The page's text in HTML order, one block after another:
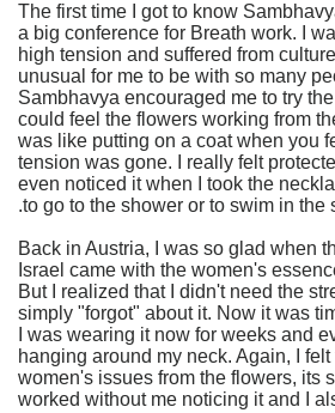
The first time I got to know
a big conference for Breath work. I
high tension and suffered from
unusual for me to be with so many
Sambhavya encouraged me to try the
could feel the flowers working from
was like putting on a coat when you
tension was gone. I really felt
even noticed it when I took the
to go to the shower or to swim in the
Back in Austria, I was so glad when
Israel came with the women's
But I realized that I didn't need the
simply "forgot" about it. Now it was
I was wearing it now for weeks and
hanging around my neck. Again, I felt
women's issues from the flowers, its
worked without me noticing it and I